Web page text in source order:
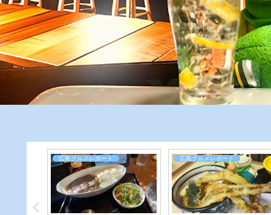
広島グルメレポート 広島グルメレポート